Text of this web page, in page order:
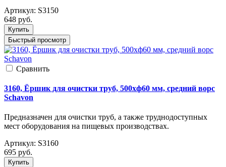
Артикул: S3150
648 руб.
Купить
Быстрый просмотр
Cравнить
3160, Ёршик для очистки труб, 500xф60 мм, средний ворс
Schavon
Предназначен для очистки труб, а также труднодоступных
мест оборудования на пищевых производствах.
Артикул: S3160
695 руб.
Купить